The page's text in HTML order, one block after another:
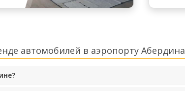
автомобилей в аэропорту Абердина